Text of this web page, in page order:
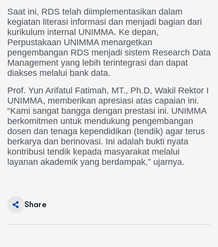
Saat ini, RDS telah diimplementasikan dalam
kegiatan literasi informasi dan menjadi bagian dari
kurikulum internal UNIMMA. Ke depan,
Perpustakaan UNIMMA menargetkan
pengembangan RDS menjadi sistem Research Data
Management yang lebih terintegrasi dan dapat
diakses melalui bank data.
Prof. Yun Arifatul Fatimah, MT., Ph.D, Wakil Rektor I
UNIMMA, memberikan apresiasi atas capaian ini.
“Kami sangat bangga dengan prestasi ini. UNIMMA
berkomitmen untuk mendukung pengembangan
dosen dan tenaga kependidikan (tendik) agar terus
berkarya dan berinovasi. Ini adalah bukti nyata
kontribusi tendik kepada masyarakat melalui
layanan akademik yang berdampak,” ujarnya.
Share